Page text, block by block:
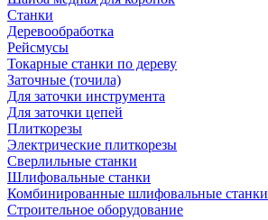
Станки
Деревообработка
Рейсмусы
Токарные станки по дереву
Заточные (точила)
Для заточки инструмента
Для заточки цепей
Плиткорезы
Электрические плиткорезы
Сверлильные станки
Шлифовальные станки
Комбинированные шлифовальные станки
Строительное оборудование